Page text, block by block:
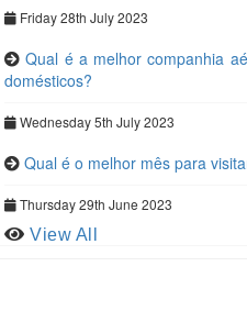
Friday 28th July 2023
Qual é a melhor companhia
domésticos?
Wednesday 5th July 2023
Qual é o melhor mês para
Thursday 29th June 2023
View All